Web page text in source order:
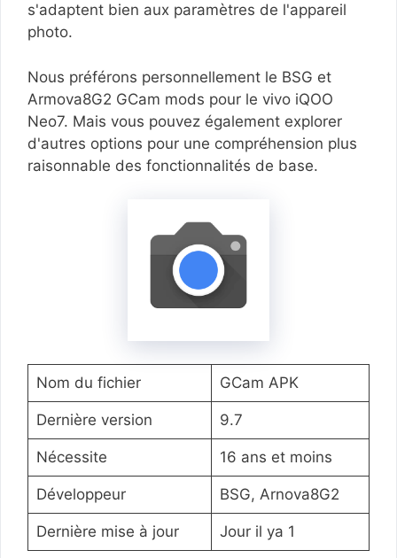
s'adaptent bien aux paramètres de l'appareil
photo.
Nous préférons personnellement le BSG et
Armova8G2 GCam mods pour le vivo iQOO
Neo7. Mais vous pouvez également explorer
d'autres options pour une compréhension plus
raisonnable des fonctionnalités de base.
Nom du fichier GCam APK
Dernière version 9.7
Nécessite 16 ans et moins
Développeur BSG, Arnova8G2
Dernière mise à jour Jour il ya 1